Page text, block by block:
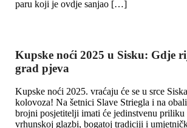
paru koji je ovdje sanjao […]
Kupske noći 2025 u Sisku: Gdje
grad pjeva
Kupske noći 2025. vraćaju će se u srce
kolovoza! Na šetnici Slave Striegla i na
brojni posjetitelji imati će jedinstvenu priliku
vrhunskoj glazbi, bogatoj tradiciji i